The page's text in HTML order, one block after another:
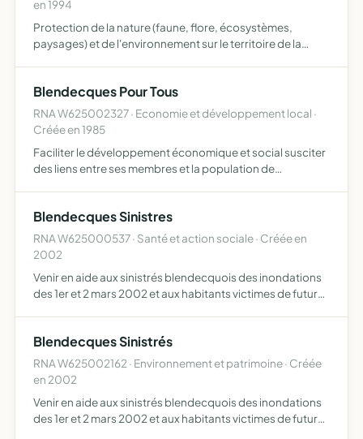
en 1994
Protection de la nature (faune, flore, écosystèmes,
paysages) et de l'environnement sur le territoire de la
Blendecques Pour Tous
RNA W625002327 · Economie et développement local ·
Créée en 1985
Faciliter le développement économique et social susciter
des liens entre ses membres et la population de
Blendecques Sinistres
RNA W625000537 · Santé et action sociale · Créée en
2002
Venir en aide aux sinistrés blendecquois des inondations
des 1er et 2 mars 2002 et aux habitants victimes de futures
Blendecques Sinistrés
RNA W625002162 · Environnement et patrimoine · Créée
en 2002
Venir en aide aux sinistrés blendecquois des inondations
des 1er et 2 mars 2002 et aux habitants victimes de futures